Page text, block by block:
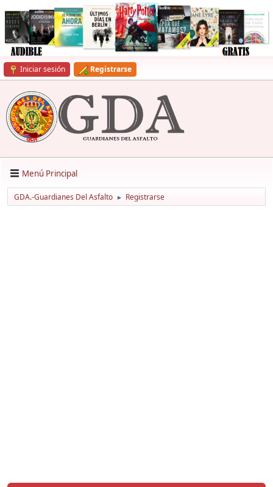
Iniciar sesión Registrarse
Menú Principal
GDA.-Guardianes Del Asfalto ► Registrarse